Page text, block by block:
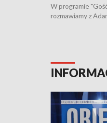
W programie
rozmawiamy z